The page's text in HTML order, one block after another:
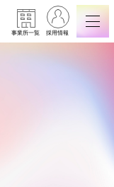
事業所一覧 採用情報